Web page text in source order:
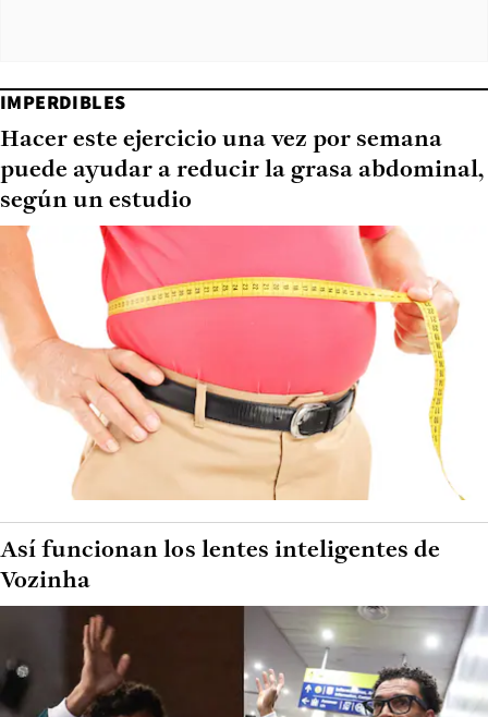
IMPERDIBLES
Hacer este ejercicio una vez por semana
puede ayudar a reducir la grasa abdominal,
según un estudio
Así funcionan los lentes inteligentes de
Vozinha